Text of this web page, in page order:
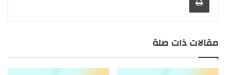
مقالات ذات صلة